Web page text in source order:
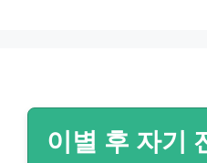
이별 후 자기